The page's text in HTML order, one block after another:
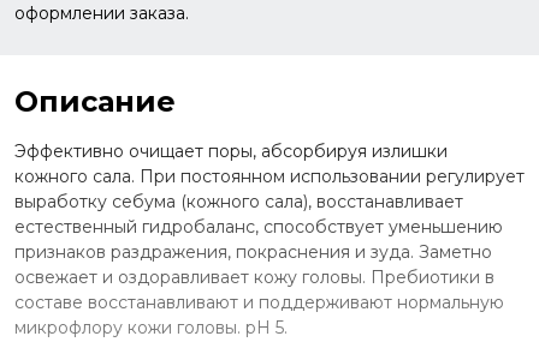
оформлении заказа.
Описание
Эффективно очищает поры, абсорбируя излишки
кожного сала. При постоянном использовании регулирует
выработку себума (кожного сала), восстанавливает
естественный гидробаланс, способствует уменьшению
признаков раздражения, покраснения и зуда. Заметно
освежает и оздоравливает кожу головы. Пребиотики в
составе восстанавливают и поддерживают нормальную
микрофлору кожи головы. pH 5.